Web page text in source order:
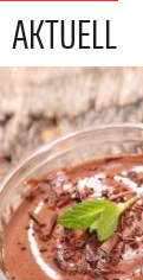
AKTUELL